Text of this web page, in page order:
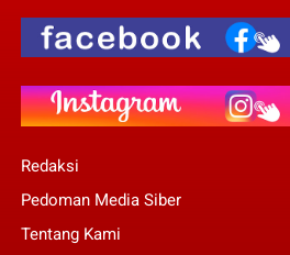
Redaksi
Pedoman Media Siber
Tentang Kami